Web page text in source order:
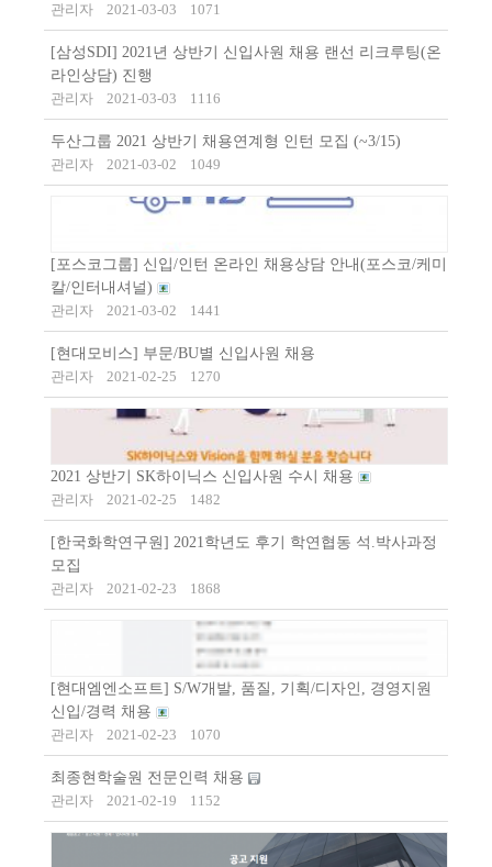
관리자
2021-03-03 1071
[삼성SDI] 2021년 상반기 신입사원 채용 랜선 리크루팅(온
라인상담) 진행
관리자
2021-03-03 1116
두산그룹 2021 상반기 채용연계형 인턴 모집 (~3/15)
관리자
2021-03-02 1049
[포스코그룹] 신입/인턴 온라인 채용상담 안내(포스코/케미
칼/인터내셔널)
관리자
2021-03-02 1441
[현대모비스] 부문/BU별 신입사원 채용
관리자
2021-02-25 1270
2021 상반기 SK하이닉스 신입사원 수시 채용
관리자
2021-02-25 1482
[한국화학연구원] 2021학년도 후기 학연협동 석.박사과정
모집
관리자
2021-02-23 1868
[현대엠엔소프트] S/W개발, 품질, 기획/디자인, 경영지원
신입/경력 채용
관리자
2021-02-23 1070
최종현학술원 전문인력 채용
관리자
2021-02-19 1152